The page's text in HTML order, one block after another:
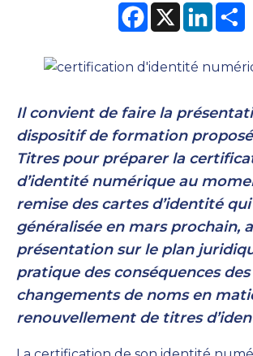
Facebook
X
Il convient de faire la
dispositif de formation
Titres pour préparer la
d’identité numérique au
remise des cartes d’identité qui
généralisée en mars prochain,
présentation sur le plan
pratique des conséquences des
changements de noms en
renouvellement de titres